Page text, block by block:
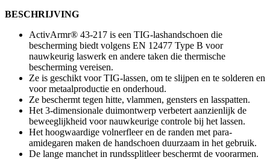
BESCHRIJVING
ActivArmr® 43-217 is een TIG-lashandschoen die
bescherming biedt volgens EN 12477 Type B voor
nauwkeurig laswerk en andere taken die thermische
bescherming vereisen.
Ze is geschikt voor TIG-lassen, om te slijpen en te solderen en
voor metaalproductie en onderhoud.
Ze beschermt tegen hitte, vlammen, gensters en lasspatten.
Het 3-dimensionale duimontwerp verbetert aanzienlijk de
beweeglijkheid voor nauwkeurige controle bij het lassen.
Het hoogwaardige volnerfleer en de randen met para-
amidegaren maken de handschoen duurzaam in het gebruik.
De lange manchet in rundssplitleer beschermt de voorarmen.